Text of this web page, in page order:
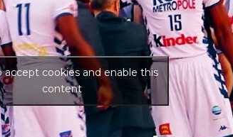
accept cookies and enable this
content